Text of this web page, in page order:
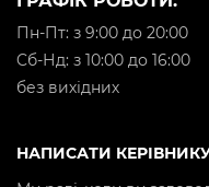
Пн-Пт: з 9:00 до 20:00
Cб-Нд: з 10:00 до 16:00
без вихідних
НАПИСАТИ